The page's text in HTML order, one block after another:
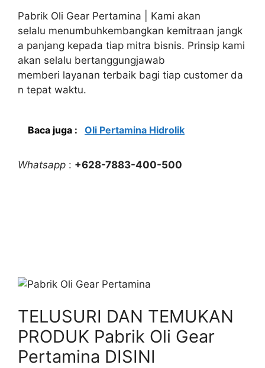
Pabrik Oli Gear Pertamina | Kami akan
selalu menumbuhkembangkan kemitraan jangk
a panjang kepada tiap mitra bisnis. Prinsip kami
akan selalu bertanggungjawab
memberi layanan terbaik bagi tiap customer da
n tepat waktu.
Baca juga : Oli Pertamina Hidrolik
Whatsapp : +628-7883-400-500
TELUSURI DAN TEMUKAN
PRODUK Pabrik Oli Gear
Pertamina DISINI